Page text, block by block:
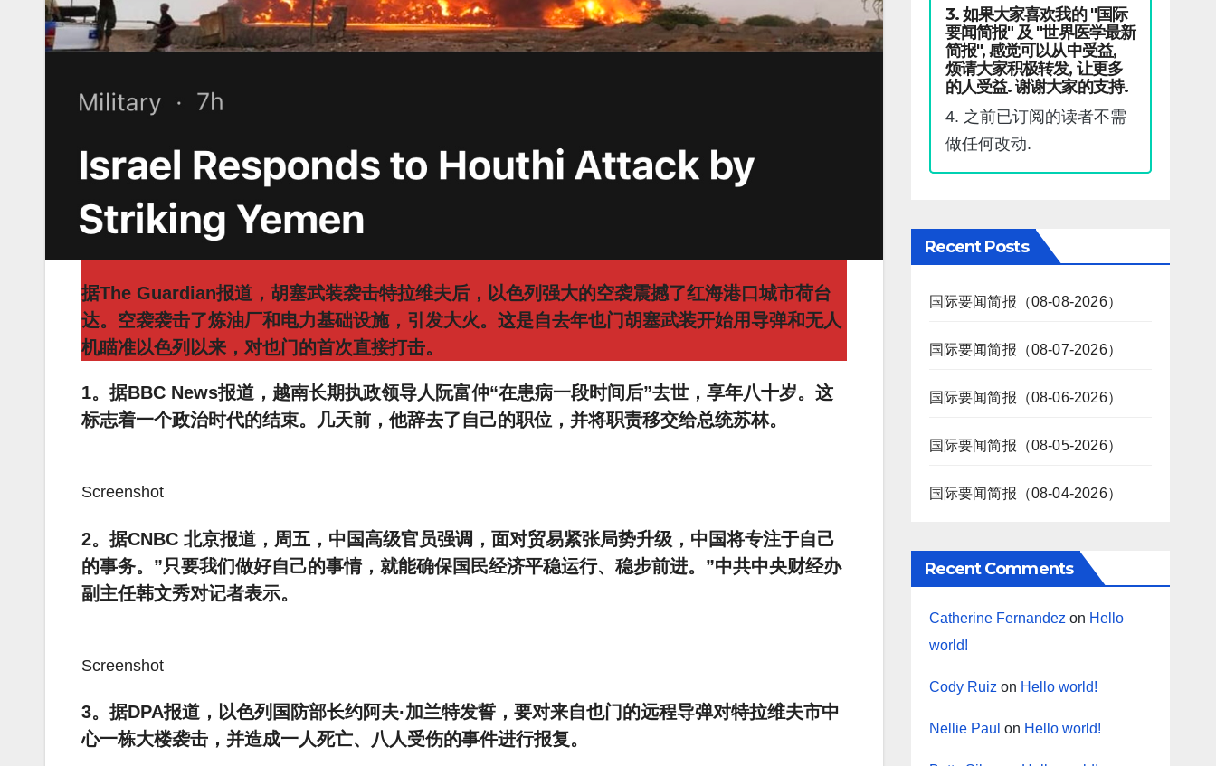
据The Guardian报道，胡塞武装袭击特拉维夫后，以色列强大的空袭震撼了红海港口城市荷台
达。空袭袭击了炼油厂和电力基础设施，引发大火。这是自去年也门胡塞武装开始用导弹和无人
机瞄准以色列以来，对也门的首次直接打击。
1。据BBC News报道，越南长期执政领导人阮富仲“在患病一段时间后”去世，享年八十岁。这
标志着一个政治时代的结束。几天前，他辞去了自己的职位，并将职责移交给总统苏林。
Screenshot
2。据CNBC 北京报道，周五，中国高级官员强调，面对贸易紧张局势升级，中国将专注于自己
的事务。”只要我们做好自己的事情，就能确保国民经济平稳运行、稳步前进。”中共中央财经办
副主任韩文秀对记者表示。
Screenshot
3。据DPA报道，以色列国防部长约阿夫·加兰特发誓，要对来自也门的远程导弹对特拉维夫市中
心一栋大楼袭击，并造成一人死亡、八人受伤的事件进行报复。
3. 如果大家喜欢我的 "国际
要闻简报" 及 "世界医学最新
简报", 感觉可以从中受益,
烦请大家积极转发, 让更多
的人受益. 谢谢大家的支持.
4. 之前已订阅的读者不需
做任何改动.
Recent Posts
国际要闻简报（08-08-2026）
国际要闻简报（08-07-2026）
国际要闻简报（08-06-2026）
国际要闻简报（08-05-2026）
国际要闻简报（08-04-2026）
Recent Comments
Catherine Fernandez on Hello
world!
Cody Ruiz on Hello world!
Nellie Paul on Hello world!